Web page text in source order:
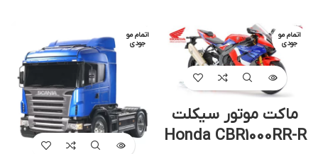
اتمام مو
جودی
ماکت موتور سیکلت
Honda CBR1000RR-R
اتمام مو
جودی